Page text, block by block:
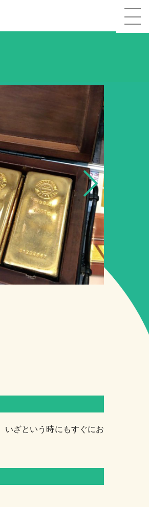
いざという時にもすぐにお